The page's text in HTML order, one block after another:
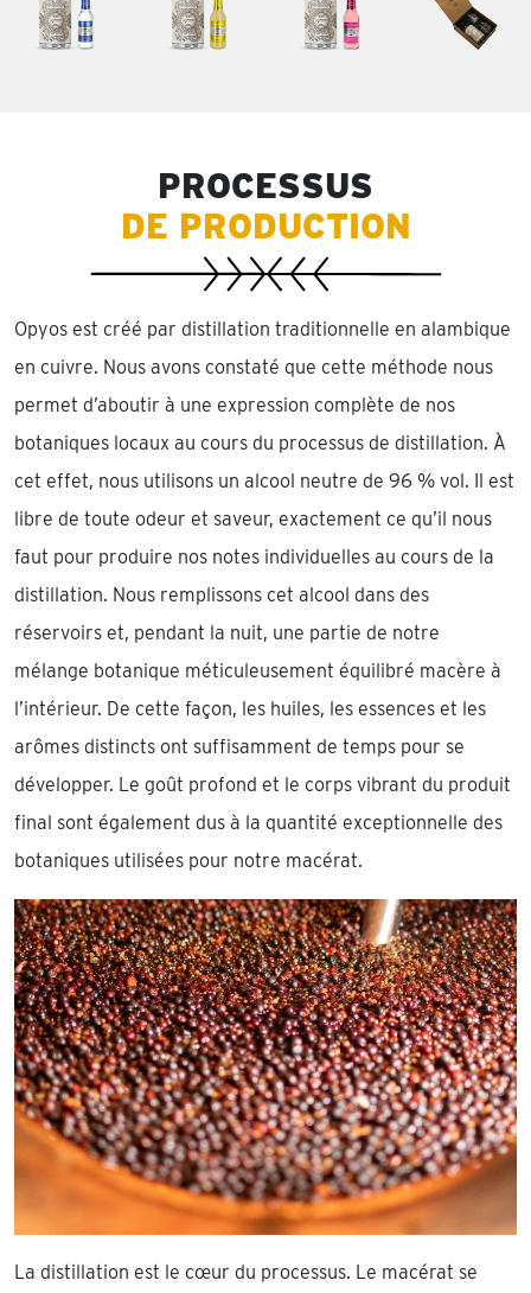
PROCESSUS
DE PRODUCTION
Opyos est créé par distillation traditionnelle en alambique
en cuivre. Nous avons constaté que cette méthode nous
permet d’aboutir à une expression complète de nos
botaniques locaux au cours du processus de distillation. À
cet effet, nous utilisons un alcool neutre de 96 % vol. Il est
libre de toute odeur et saveur, exactement ce qu’il nous
faut pour produire nos notes individuelles au cours de la
distillation. Nous remplissons cet alcool dans des
réservoirs et, pendant la nuit, une partie de notre
mélange botanique méticuleusement équilibré macère à
l’intérieur. De cette façon, les huiles, les essences et les
arômes distincts ont suffisamment de temps pour se
développer. Le goût profond et le corps vibrant du produit
final sont également dus à la quantité exceptionnelle des
botaniques utilisées pour notre macérat.
La distillation est le cœur du processus. Le macérat se